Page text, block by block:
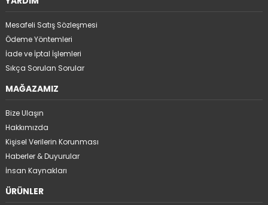
Mesafeli Satış Sözleşmesi
Ödeme Yöntemleri
İade ve İptal İşlemleri
Sıkça Sorulan Sorular
MAĞAZAMIZ
Bize Ulaşın
Hakkımızda
Kişisel Verilerin Korunması
Haberler & Duyurular
İnsan Kaynakları
ÜRÜNLER